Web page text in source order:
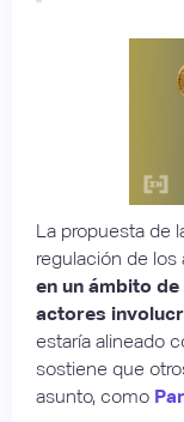
La propuesta de
regulación de
en un ámbito
actores
estaría alineado
sostiene que
asunto, como